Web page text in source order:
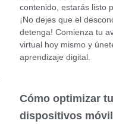
contenido, estarás listo
¡No dejes que el
detenga! Comienza tu
virtual hoy mismo y
aprendizaje digital.
Cómo optimizar
dispositivos